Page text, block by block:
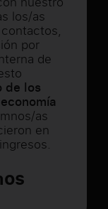
los/as
por
de
de los
as
en